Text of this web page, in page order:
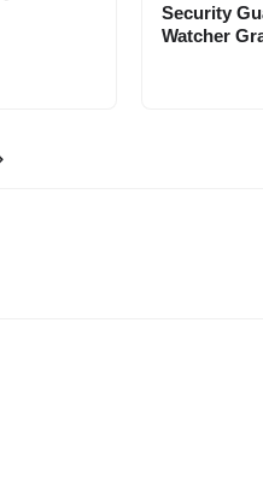
Security
Watcher